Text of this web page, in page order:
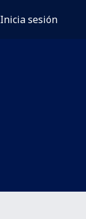
Inicia sesión